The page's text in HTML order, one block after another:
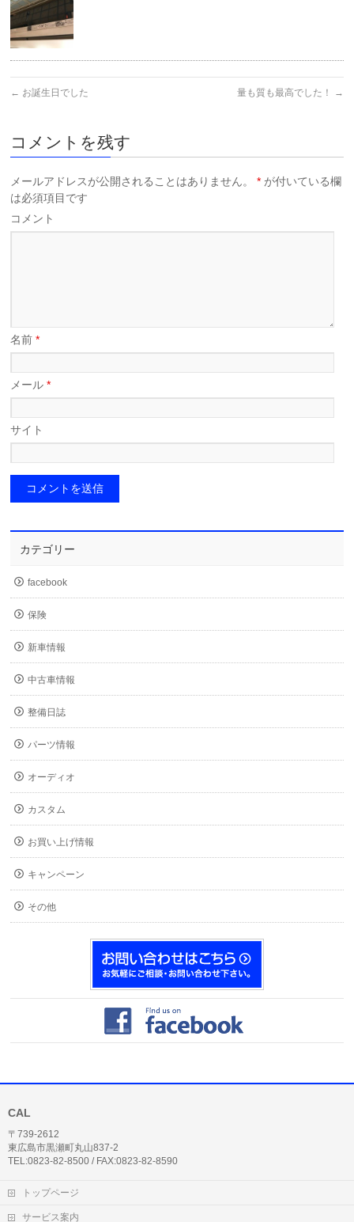
← お誕生日でした 量も質も最高でした！ →
コメントを残す
メールアドレスが公開されることはありません。 * が付いている欄
は必須項目です
コメント
名前*
メール*
サイト
カテゴリー
facebook
保険
新車情報
中古車情報
整備日誌
パーツ情報
オーディオ
カスタム
お買い上げ情報
キャンペーン
その他
CAL
〒739-2612
東広島市黒瀬町丸山837-2
TEL:0823-82-8500 / FAX:0823-82-8590
トップページ
サービス案内